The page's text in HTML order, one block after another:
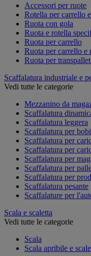
Accessori per ruote
Rotella per carrello
Ruota con gola
Ruota e rotella
Ruota per carrello
Ruota per carrello e
Ruota per
Scaffalatura industriale e
Vedi tutte le categorie
Mezzanino da
Scaffalatura
Scaffalatura leggera
Scaffalatura per
Scaffalatura per
Scaffalatura per
Scaffalatura per
Scaffalatura per
Scaffalatura per
Scaffalatura pesante
Scaffalature per
Scala e scaletta
Vedi tutte le categorie
Scala
Scala apribile e